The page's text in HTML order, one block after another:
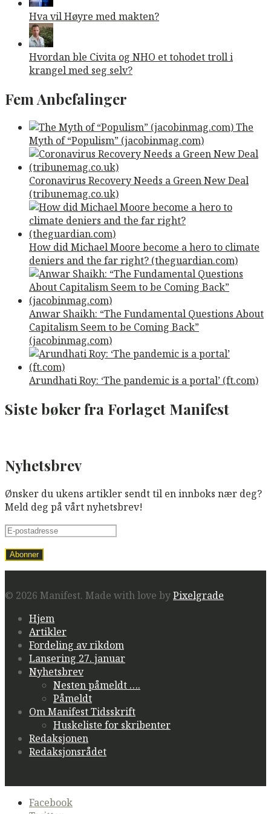
Hva vil Høyre med makten?
Hvordan ble Civita og NHO et tohodet troll i
krangel med seg selv?
Fem Anbefalinger
The
Myth of “Populism” (jacobinmag.com)
Coronavirus Recovery Needs a Green New Deal
(tribunemag.co.uk)
How did Michael Moore become a hero to climate
deniers and the far right? (theguardian.com)
Anwar Shaikh: “The Fundamental Questions About
Capitalism Seem to be Coming Back”
(jacobinmag.com)
Arundhati Roy: ‘The pandemic is a portal’ (ft.com)
Siste bøker fra Forlaget Manifest
Nyhetsbrev
Ønsker du ukens artikler sendt til en innboks nær deg?
Meld deg på vårt nyhetsbrev!
© 2026 Manifest. Made with love byPixelgrade
Hjem
Artikler
Fordeling av rikdom
Lansering 27. januar
Nyhetsbrev
Nesten påmeldt ….
Påmeldt
Om Manifest Tidsskrift
Huskeliste for skribenter
Redaksjonen
Redaksjonsrådet
Secondary
navigation
Facebook